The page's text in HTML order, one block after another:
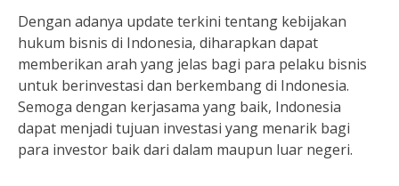
Dengan adanya update terkini tentang kebijakan
hukum bisnis di Indonesia, diharapkan dapat
memberikan arah yang jelas bagi para pelaku bisnis
untuk berinvestasi dan berkembang di Indonesia.
Semoga dengan kerjasama yang baik, Indonesia
dapat menjadi tujuan investasi yang menarik bagi
para investor baik dari dalam maupun luar negeri.